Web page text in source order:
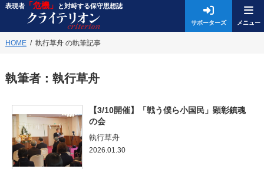
表現者「危機」 と対峙する保守思想誌
サポーターズ
HOME 執行草舟 の執筆記事
執筆者： 執行草舟
【3/10開催】「戦う僕ら小国民」顕彰鎮魂
の会
執行草舟
2026.01.30